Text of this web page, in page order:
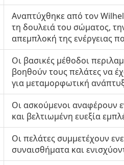
Αναπτύχθηκε από τον
τη δουλειά του σώματος,
απεμπλοκή της ενέργειας
Οι βασικές μέθοδοι
βοηθούν τους πελάτες να
για μεταμορφωτική
Οι ασκούμενοι αναφέρουν
και βελτιωμένη ευεξία
Οι πελάτες συμμετέχουν
συναισθήματα και